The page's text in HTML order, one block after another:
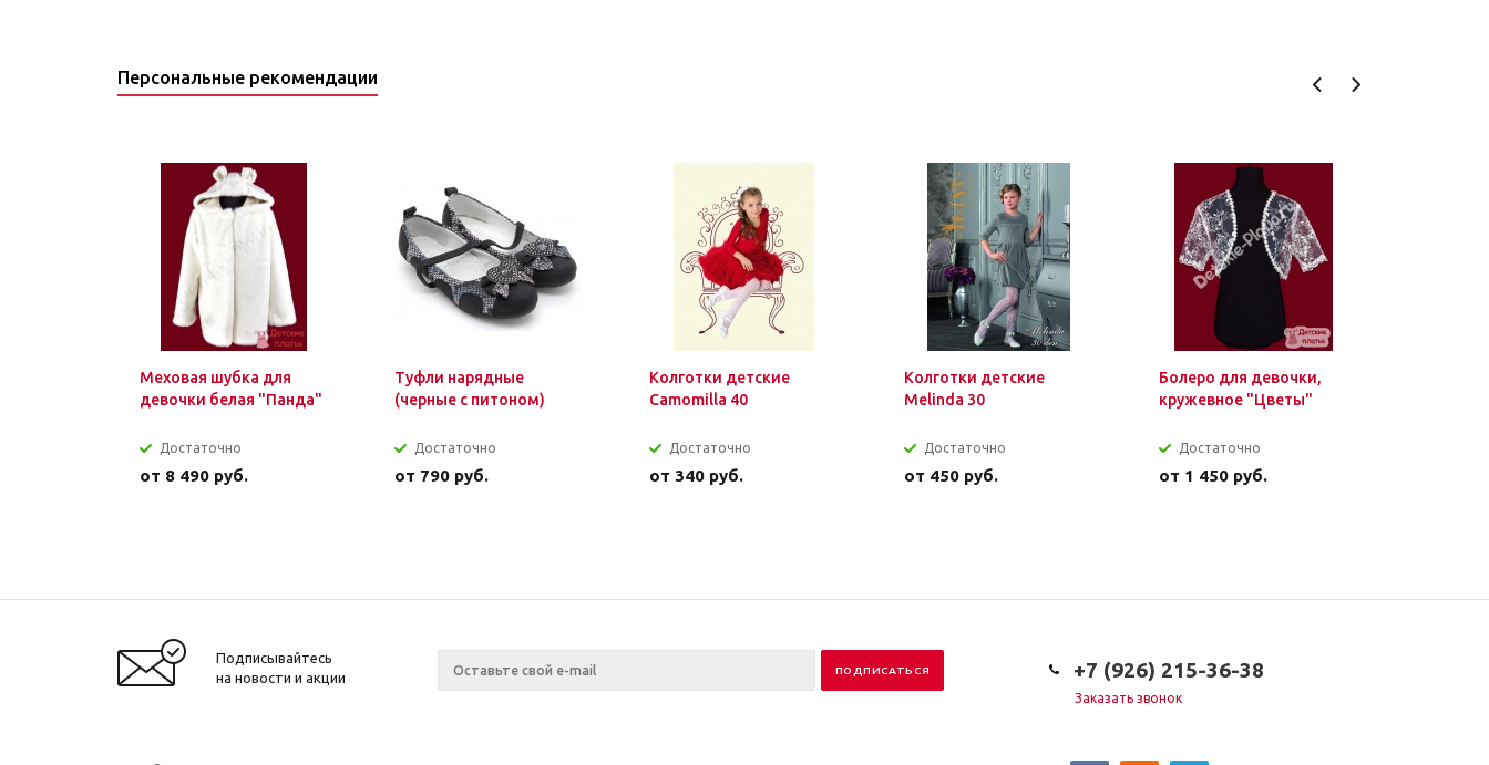
Персональные рекомендации
Меховая шубка для
девочки белая "Панда"
Достаточно
от 8 490 руб.
Туфли нарядные
(черные с питоном)
Достаточно
от 790 руб.
Колготки детские
Camomilla 40
Достаточно
от 340 руб.
Колготки детские
Melinda 30
Достаточно
от 450 руб.
Болеро для девочки,
кружевное "Цветы"
Достаточно
от 1 450 руб.
Подписывайтесь
на новости и акции
+7 (926) 215-36-38
Заказать звонок